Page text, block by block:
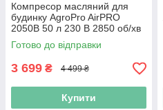
Компресор масляний для
будинку AgroPro AirPRO
2050B 50 л 230 В 2850 об/хв
масляний компресор 50л
Готово до відправки
3 699 ₴ 4 499 ₴
Купити